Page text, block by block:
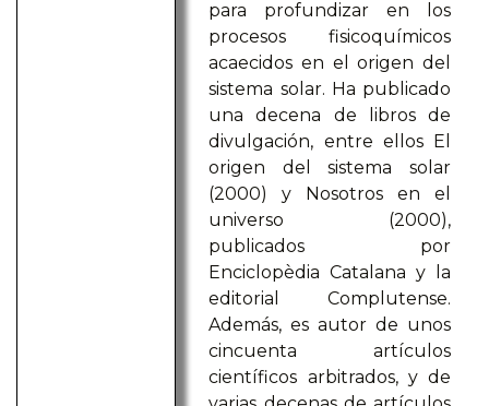
para profundizar en los
procesos fisicoquímicos
acaecidos en el origen del
sistema solar. Ha publicado
una decena de libros de
divulgación, entre ellos El
origen del sistema solar
(2000) y Nosotros en el
universo (2000),
publicados por
Enciclopèdia Catalana y la
editorial Complutense.
Además, es autor de unos
cincuenta artículos
científicos arbitrados, y de